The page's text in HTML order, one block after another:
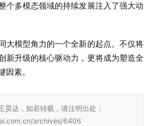
个多模态领域的持续发展注入了强大动
大模型角力的一个全新的起点。不仅将
新升级的核心驱动力，更将成为塑造全
因素。
昊达，如若转载，请注明出处：
archives/6406